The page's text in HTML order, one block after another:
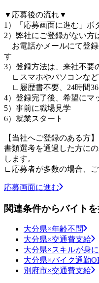
▼応募後の流れ▼
1）「応募画面に進む」ボ
2）弊社にご登録がない方
お電話かメールにて登録
す
3）登録方法は、来社不要
∟スマホやパソコンなど
∟履歴書不要、24時間
4）登録完了後、希望にマ
5）事前に職場見学
6）就業スタート
【当社へご登録のある方】
書類選考を通過した方に
します。
∟応募者が多数の場合、ご
応募画面に進む
関連条件からバイト
大分県×年齢不問
大分県×交通費支給
大分県×スキルが身に
大分県×バイク通勤
別府市×交通費支給